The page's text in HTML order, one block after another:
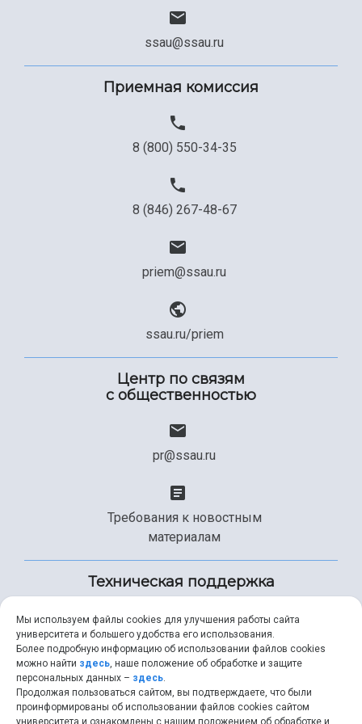
Сведения об образовательной организации
Официальные документы
ssau@ssau.ru
Приемная комиссия
8 (800) 550-34-35
8 (846) 267-48-67
priem@ssau.ru
ssau.ru/priem
Центр по связям
с общественностью
pr@ssau.ru
Требования к новостным
материалам
Техническая поддержка
+7 (846) 267-49-99
help@ssau.ru
Мы используем файлы cookies для улучшения работы сайта
университета и большего удобства его использования.
Более подробную информацию об использовании файлов cookies
можно найти здесь, наше положение об обработке и защите
персональных данных – здесь.
Продолжая пользоваться сайтом, вы подтверждаете, что были
проинформированы об использовании файлов cookies сайтом
университета и ознакомлены с нашим положением об обработке и